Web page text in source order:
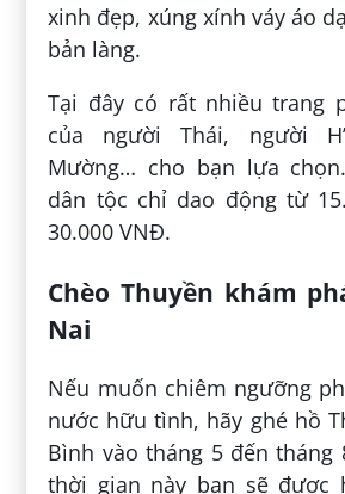
xinh đẹp, xúng xính váy áo
bản làng.
Tại đây có rất nhiều trang
của người Thái, người
Mường… cho bạn lựa
dân tộc chỉ dao động từ
30.000 VNĐ.
Chèo Thuyền khám
Nai
Nếu muốn chiêm ngưỡng
nước hữu tình, hãy ghé hồ
Bình vào tháng 5 đến tháng
thời gian này bạn sẽ được